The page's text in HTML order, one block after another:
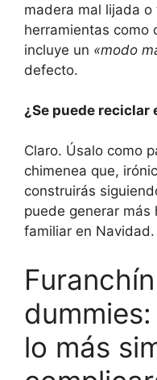
madera mal lijada
herramientas como
incluye un «modo
defecto.
¿Se puede reciclar
Claro. Úsalo como
chimenea que,
construirás
puede generar más
familiar en Navidad.
lo más